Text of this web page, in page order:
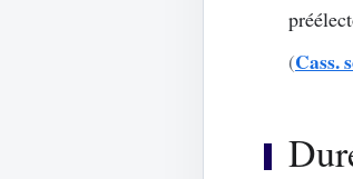
(Cass.